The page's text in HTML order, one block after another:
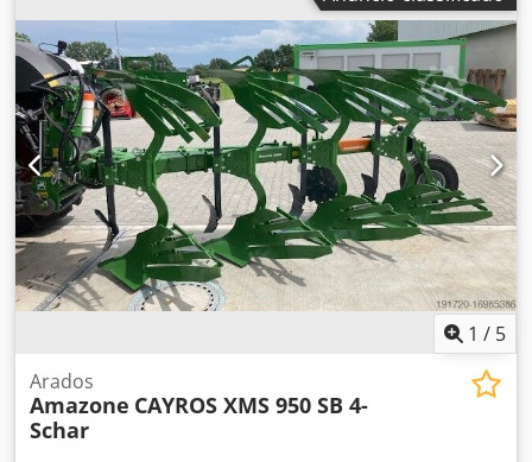
1 / 5
Arados
Amazone CAYROS XMS 950 SB 4-
Schar